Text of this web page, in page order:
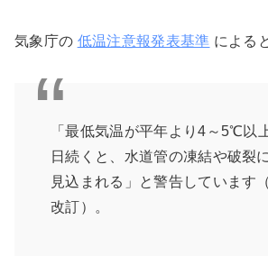
気象庁の 低温注意報発表基準 による
「最低気温が平年より4～5℃以
日続くと、水道管の凍結や破裂
見込まれる」と警告しています
改訂）。